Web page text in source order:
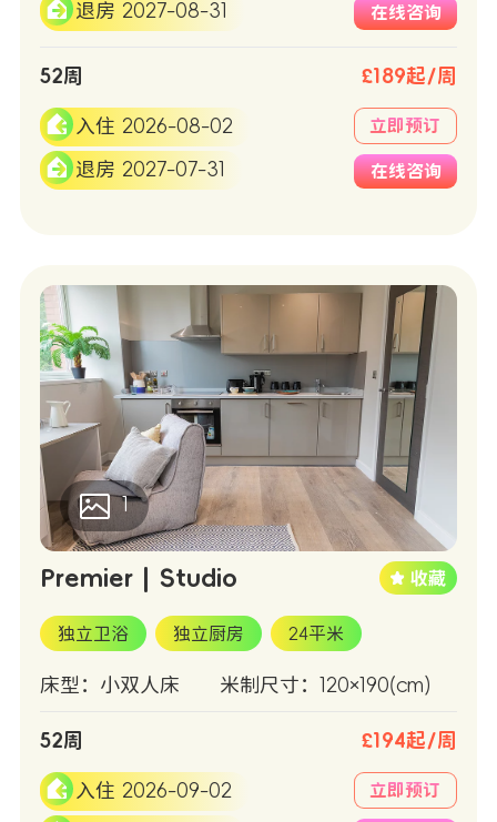
退房 2027-08-31 在线咨询
52周 £189起/周
入住 2026-08-02
退房 2027-07-31
立即预订
在线咨询
1
Premier | Studio
独立卫浴 独立厨房 24平米
床型：小双人床 米制尺寸：120×190(cm)
52周 £194起/周
入住 2026-09-02 立即预订